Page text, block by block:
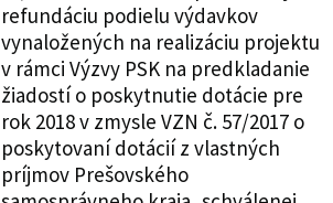
refundáciu podielu výdavkov
vynaložených na realizáciu projektu
v rámci Výzvy PSK na predkladanie
žiadostí o poskytnutie dotácie pre
rok 2018 v zmysle VZN č. 57/2017 o
poskytovaní dotácií z vlastných
príjmov Prešovského